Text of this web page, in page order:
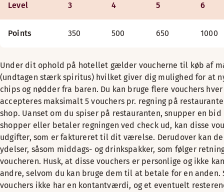
Level 3 4 5 6
Points 350 500 650 1000
Under dit ophold på hotellet gælder voucherne til køb af
(undtagen stærk spiritus) hvilket giver dig mulighed for at
chips og nødder fra baren. Du kan bruge flere vouchers
accepteres maksimalt 5 vouchers pr. regning på
shop. Uanset om du spiser på restauranten, snupper en
shopper eller betaler regningen ved check ud, kan disse
udgifter, som er faktureret til dit værelse. Derudover kan
ydelser, såsom middags- og drinkspakker, som følger
voucheren. Husk, at disse vouchers er personlige og ikke
andre, selvom du kan bruge dem til at betale for en anden.
vouchers ikke har en kontantværdi, og et eventuelt